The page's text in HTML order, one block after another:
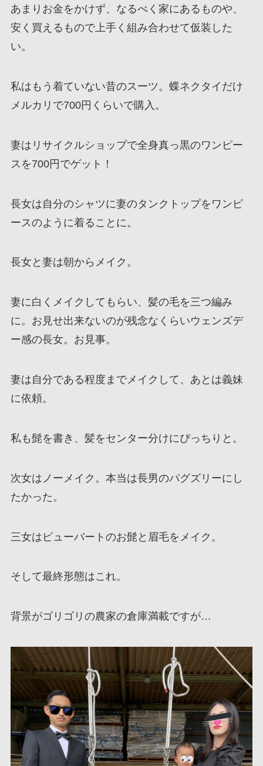
あまりお金をかけず、なるべく家にあるものや、
安く買えるもので上手く組み合わせて仮装した
い。
私はもう着ていない昔のスーツ。蝶ネクタイだけ
メルカリで700円くらいで購入。
妻はリサイクルショップで全身真っ黒のワンピー
スを700円でゲット！
長女は自分のシャツに妻のタンクトップをワンピ
ースのように着ることに。
長女と妻は朝からメイク。
妻に白くメイクしてもらい、髪の毛を三つ編み
に。お見せ出来ないのが残念なくらいウェンズデ
ー感の長女。お見事。
妻は自分である程度までメイクして、あとは義妹
に依頼。
私も髭を書き、髪をセンター分けにぴっちりと。
次女はノーメイク。本当は長男のパグズリーにし
たかった。
三女はピューバートのお髭と眉毛をメイク。
そして最終形態はこれ。
背景がゴリゴリの農家の倉庫満載ですが…